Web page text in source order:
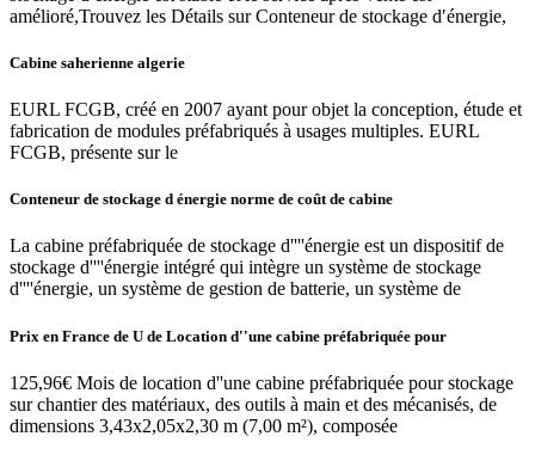
amélioré,Trouvez les Détails sur Conteneur de stockage d′énergie,
Cabine saherienne algerie
EURL FCGB, créé en 2007 ayant pour objet la conception, étude et
fabrication de modules préfabriqués à usages multiples. EURL
FCGB, présente sur le
Conteneur de stockage d énergie norme de coût de cabine
La cabine préfabriquée de stockage d''''énergie est un dispositif de
stockage d''''énergie intégré qui intègre un système de stockage
d''''énergie, un système de gestion de batterie, un système de
Prix en France de U de Location d''une cabine préfabriquée pour
125,96€ Mois de location d''une cabine préfabriquée pour stockage
sur chantier des matériaux, des outils à main et des mécanisés, de
dimensions 3,43x2,05x2,30 m (7,00 m²), composée